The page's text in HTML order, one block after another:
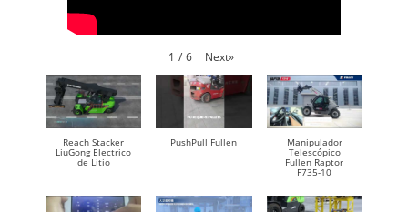
1 / 6 Next»
Reach Stacker
LiuGong Electrico
de Litio
PushPull Fullen
Manipulador
Telescópico
Fullen Raptor
F735-10